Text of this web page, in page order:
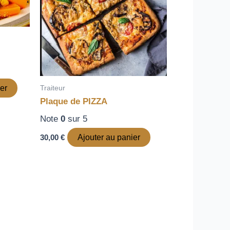
Traiteur
Plaque de PIZZA
Note0 sur 5
30,00€ Ajouter au panier